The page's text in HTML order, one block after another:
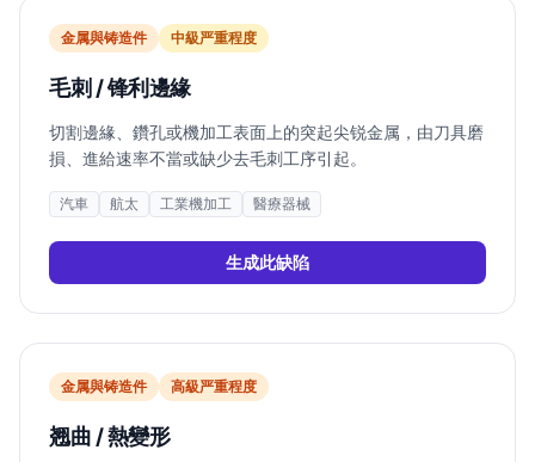
金属與铸造件 中級严重程度
毛刺 / 锋利邊緣
切割邊緣、鑽孔或機加工表面上的突起尖锐金属，由刀具磨
損、進給速率不當或缺少去毛刺工序引起。
汽車 航太 工業機加工 醫療器械
生成此缺陷
金属與铸造件 高級严重程度
翘曲 / 熱變形